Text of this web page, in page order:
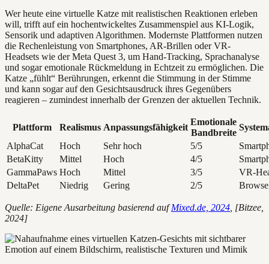
Wer heute eine virtuelle Katze mit realistischen Reaktionen erleben
will, trifft auf ein hochentwickeltes Zusammenspiel aus KI-Logik,
Sensorik und adaptiven Algorithmen. Modernste Plattformen nutzen
die Rechenleistung von Smartphones, AR-Brillen oder VR-
Headsets wie der Meta Quest 3, um Hand-Tracking, Sprachanalyse
und sogar emotionale Rückmeldung in Echtzeit zu ermöglichen. Die
Katze „fühlt“ Berührungen, erkennt die Stimmung in der Stimme
und kann sogar auf den Gesichtsausdruck ihres Gegenübers
reagieren – zumindest innerhalb der Grenzen der aktuellen Technik.
Plattform Realismus Anpassungsfähigkeit
Emotionale
Bandbreite
AlphaCat
Hoch Sehr hoch 5/5
BetaKitty
Mittel Hoch 4/5
GammaPaws Hoch Mittel 3/5
VR-
DeltaPet
Niedrig Gering 2/5
Quelle: Eigene Ausarbeitung basierend aufMixed.de, 2024 , [Bitzee,
2024]